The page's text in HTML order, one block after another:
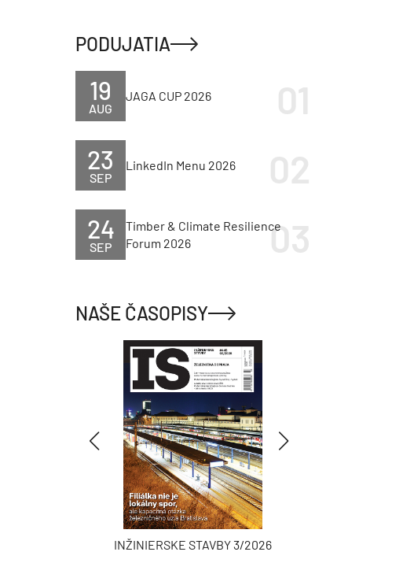
PODUJATIA
AUG
19 JAGA CUP 2026
SEP
23 LinkedIn Menu 2026
SEP
24
Timber & Climate Resilience
Forum 2026
NAŠE ČASOPISY
INŽINIERSKE STAVBY 3/2026